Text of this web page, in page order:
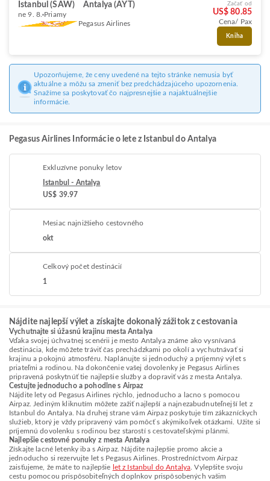
Istanbul (SAW) Antalya (AYT)
ne 9. 8. Priamy
Pegasus Airlines
Začať od
US$ 80.85
Cena/ Pax
Kniha
Upozorňujeme, že ceny uvedené na tejto stránke nemusia byť
aktuálne a môžu sa zmeniť bez predchádzajúceho upozornenia.
Snažíme sa poskytovať čo najpresnejšie a najaktuálnejšie
informácie.
Pegasus Airlines Informácie o lete z Istanbul do Antalya
Exkluzívne ponuky letov
Istanbul - Antalya
US$ 39.97
Mesiac najnižšieho cestovného
okt
Celkový počet destinácií
1
Nájdite najlepší výlet a získajte dokonalý zážitok z cestovania
Vychutnajte si úžasnú krajinu mesta Antalya
Vďaka svojej úchvatnej scenérii je mesto Antalya známe ako vysnívaná
destinácia, kde môžete tráviť čas prechádzkami po okolí a vychutnávať si
krajinu a pokojnú atmosféru. Naplánujte si jednoduchý a príjemný výlet s
priateľmi a rodinou. Na dokončenie vašej dovolenky je Pegasus Airlines
pripravená poskytnúť tie najlepšie služby a dopraviť vás z mesta Antalya.
Cestujte jednoducho a pohodlne s Airpaz
Nájdite lety od Pegasus Airlines rýchlo, jednoducho a lacno s pomocou
Airpaz. Jediným kliknutím môžete zažiť najlepší a najnezabudnuteľnejší let z
Istanbul do Antalya. Na druhej strane vám Airpaz poskytuje tím zákazníckych
služieb, ktorý je vždy pripravený vám pomôcť s akýmikoľvek otázkami. Užite si
príjemnú dovolenku s rodinou bez starostí s cestovateľskými plánmi.
Najlepšie cestovné ponuky z mesta Antalya
Získajte lacné letenky iba s Airpaz. Nájdite najlepšie promo akcie a
jednoducho si rezervujte let s Pegasus Airlines. Prostredníctvom Airpaz
zaisťujeme, že máte to najlepšie let z Istanbul do Antalya . Vylepšite svoju
cestu pomocou prispôsobiteľných doplnkov prispôsobených vašim